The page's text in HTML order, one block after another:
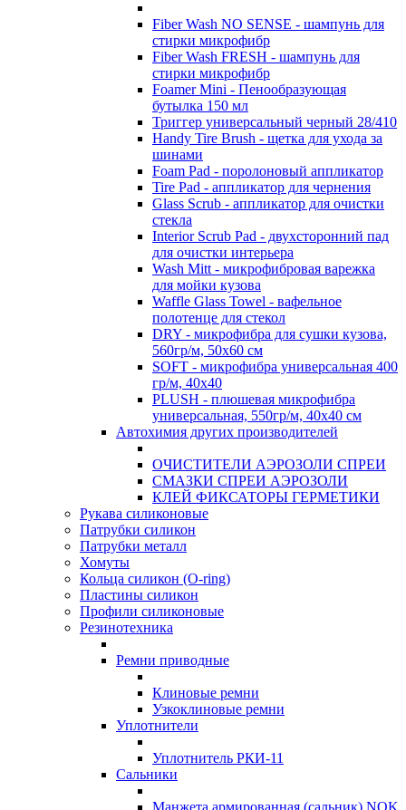
Fiber Wash NO SENSE - шампунь для
стирки микрофибр
Fiber Wash FRESH - шампунь для
стирки микрофибр
Foamer Mini - Пенообразующая
бутылка 150 мл
Триггер универсальный черный 28/410
Handy Tire Brush - щетка для ухода за
шинами
Foam Pad - поролоновый аппликатор
Tire Pad - аппликатор для чернения
Glass Scrub - аппликатор для очистки
стекла
Interior Scrub Pad - двухсторонний пад
для очистки интерьера
Wash Mitt - микрофибровая варежка
для мойки кузова
Waffle Glass Towel - вафельное
полотенце для стекол
DRY - микрофибра для сушки кузова,
560гр/м, 50х60 см
SOFT - микрофибра универсальная 400
гр/м, 40х40
PLUSH - плюшевая микрофибра
универсальная, 550гр/м, 40х40 см
Автохимия других производителей
ОЧИСТИТЕЛИ АЭРОЗОЛИ СПРЕИ
СМАЗКИ СПРЕИ АЭРОЗОЛИ
КЛЕЙ ФИКСАТОРЫ ГЕРМЕТИКИ
Рукава силиконовые
Патрубки силикон
Патрубки металл
Хомуты
Кольца силикон (O-ring)
Пластины силикон
Профили силиконовые
Резинотехника
Ремни приводные
Клиновые ремни
Узкоклиновые ремни
Уплотнители
Уплотнитель РКИ-11
Сальники
Манжета армированная (сальник) NQK